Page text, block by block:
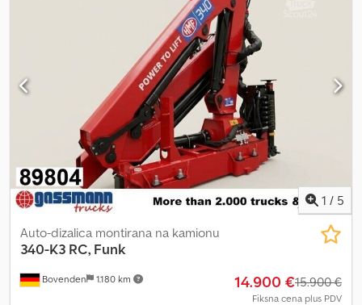
zglobnom rukom i visokom nosivošću, bežični daljinski upravljač, 3
hidraulična izvlakača, hidraulični doseg 7,15 m, nosivost 985 kg pri
izvlaku od 3,2 m, do 435 kg pri izvlaku od 7,15 m. Dijagram
opterećenja: 3,2 m - 985 kg, 4,5 m - 695 kg, 5,8 m - 535 kg, 7,1 m -
435 kg! PODACI O DODATNOJ OPREMI SU BEZ GARANCIJE,
zadržavamo pravo na izmene, prodaju i greške! Dsdpszi E Ipofx
1 / 5
Bovenden 1.180 km
Auto-dizalica montirana na kamionu
340-K3 RC, Funk
14.900 €15.900 €
Fiksna cena plus PDV